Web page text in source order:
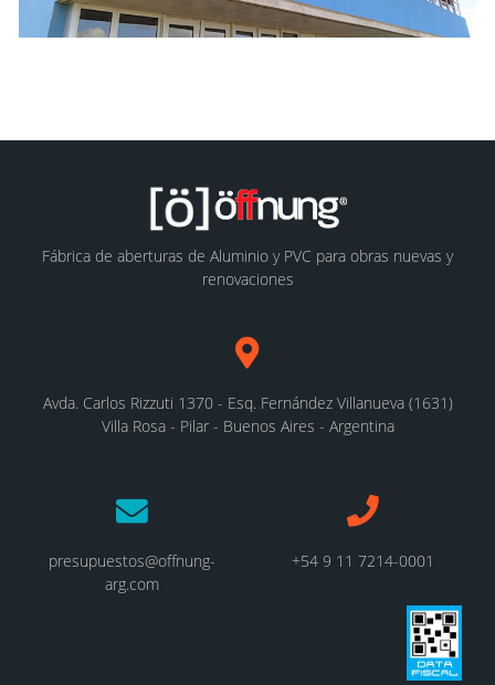
Fábrica de aberturas de Aluminio y PVC para obras nuevas y
renovaciones
Avda. Carlos Rizzuti 1370 - Esq. Fernández Villanueva (1631)
Villa Rosa - Pilar - Buenos Aires - Argentina
presupuestos@offnung-
arg.com
+54 9 11 7214-0001